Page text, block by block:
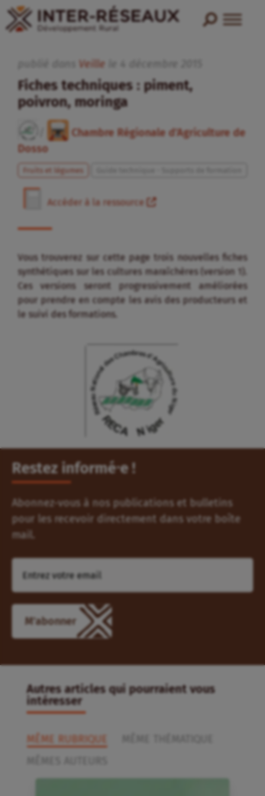
Veille
Fiches techniques : piment,
poivron, moringa
Chambre Régionale d’Agriculture de
Dosso
Fruits et légumes
Accéder à la ressource
Vous trouverez sur cette page trois nouvelles fiches
synthétiques sur les cultures maraîchères (version 1).
Ces versions seront progressivement améliorées
pour prendre en compte les avis des producteurs et
le suivi des formations.
Restez informé⸱e !
Abonnez-vous à nos publications et bulletins
pour les recevoir directement dans votre boîte
mail.
Autres articles qui pourraient vous
intéresser
MÊME RUBRIQUE